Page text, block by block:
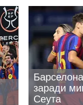
заради
Сеута